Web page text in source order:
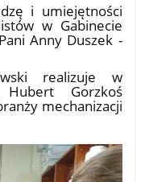
i umiejętności
w Gabinecie
Anny Duszek -
realizuje w
Hubert Gorzkoś
mechanizacji